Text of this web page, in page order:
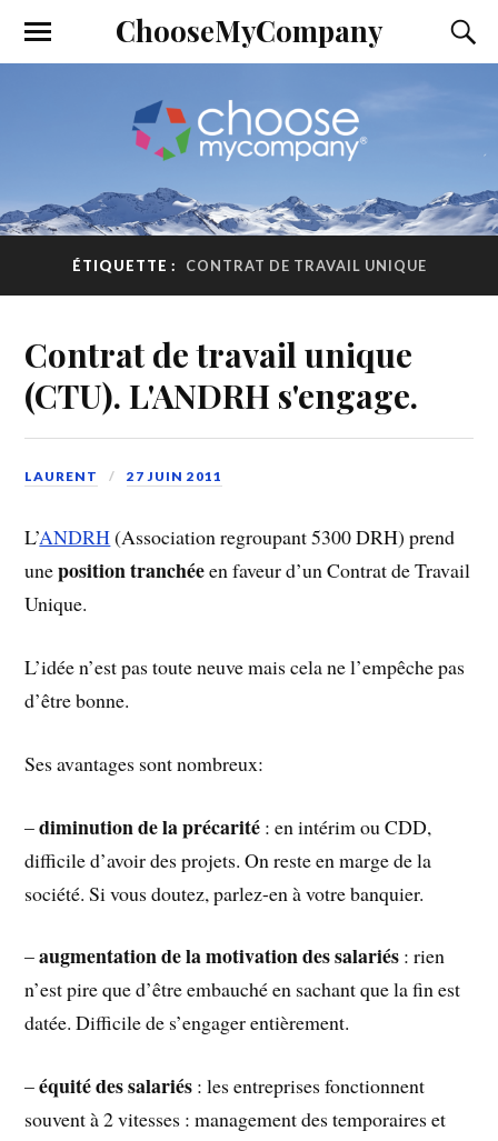
ChooseMyCompany
ÉTIQUETTE : CONTRAT DE TRAVAIL UNIQUE
Contrat de travail unique
(CTU). L'ANDRH s'engage.
LAURENT 27 JUIN 2011
L’ANDRH(Association regroupant 5300 DRH) prend
uneposition tranchéeen faveur d’un Contrat de Travail
Unique.
L’idée n’est pas toute neuve mais cela ne l’empêche pas
d’être bonne.
Ses avantages sont nombreux:
–diminution de la précarité : en intérim ou CDD,
difficile d’avoir des projets. On reste en marge de la
société. Si vous doutez, parlez-en à votre banquier.
–augmentation de la motivation des salariés : rien
n’est pire que d’être embauché en sachant que la fin est
datée. Difficile de s’engager entièrement.
–équité des salariés : les entreprises fonctionnent
souvent à 2 vitesses : management des temporaires et